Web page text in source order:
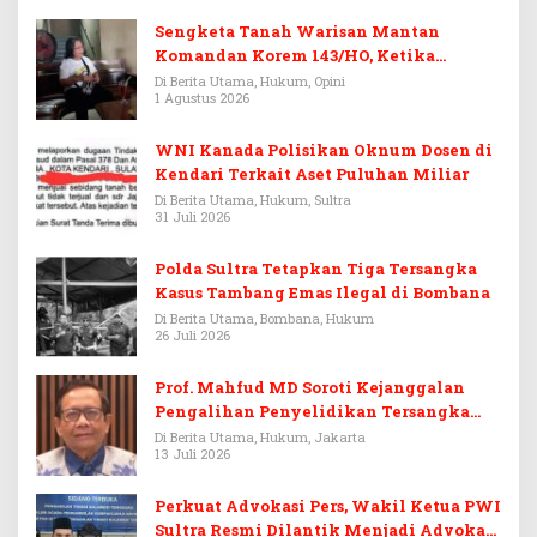
Sengketa Tanah Warisan Mantan
Komandan Korem 143/HO, Ketika
Warisan Menjadi Arena Pemerasan
Di Berita Utama, Hukum, Opini
1 Agustus 2026
WNI Kanada Polisikan Oknum Dosen di
Kendari Terkait Aset Puluhan Miliar
Di Berita Utama, Hukum, Sultra
31 Juli 2026
Polda Sultra Tetapkan Tiga Tersangka
Kasus Tambang Emas Ilegal di Bombana
Di Berita Utama, Bombana, Hukum
26 Juli 2026
Prof. Mahfud MD Soroti Kejanggalan
Pengalihan Penyelidikan Tersangka
Febrie Adriansyah
Di Berita Utama, Hukum, Jakarta
13 Juli 2026
Perkuat Advokasi Pers, Wakil Ketua PWI
Sultra Resmi Dilantik Menjadi Advokat